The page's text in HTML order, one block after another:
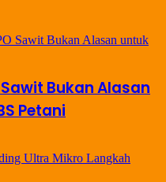
Bukan Alasan
Petani